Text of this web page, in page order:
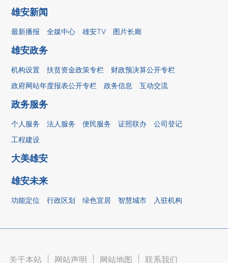
雄安新闻
最新播报 全媒中心 雄安TV 图片长廊
雄安政务
机构设置 扶贫资金政策专栏
财政预决算公开专栏
政府网站年度报表公开专栏
政务信息 互动交流
政务服务
个人服务 法人服务 便民服务 证照联办
公司登记
工程建设
大美雄安
雄安未来
功能定位 行政区划 绿色宜居 智慧城市 入驻机构
关于本站 网站声明 网站地图 联系我们